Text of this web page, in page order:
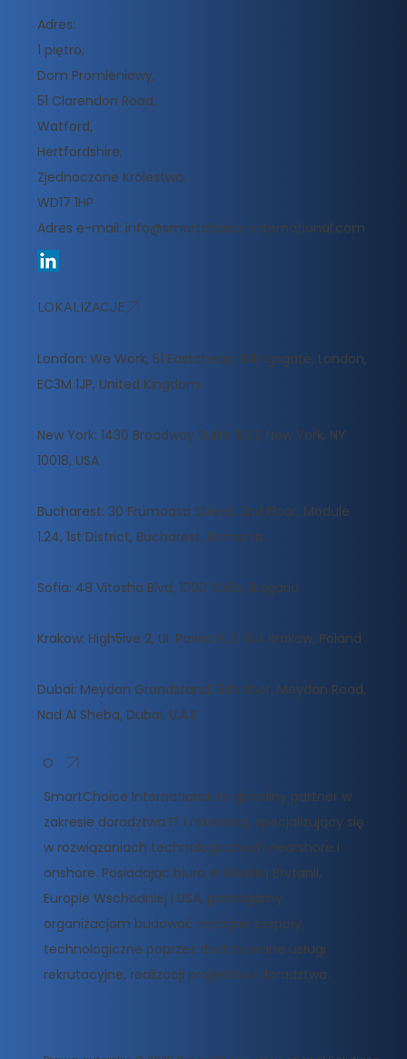
Adres:
1 piętro,
Dom Promieniowy,
51 Clarendon Road,
Watford,
Hertfordshire,
Zjednoczone Królestwo,
WD17 1HP
Adres e-mail: info@smartchoice-international.com
LOKALIZACJE
London: We Work, 51 Eastcheap, Billingsgate, London,
EC3M 1JP, United Kingdom
New York: 1430 Broadway Suite 1503, New York, NY
10018, USA
Bucharest: 30 Frumoasa Street, 2nd Floor, Module
1.24, 1st District, Bucharest, Romania
Sofia: 48 Vitosha Blvd, 1000 Sofia, Bulgaria
Krakow: High5ive 2, Ul. Pawia 9, 31 154 Krakow, Poland
Dubai: Meydan Grandstand, 6th floor, Meydan Road,
Nad Al Sheba, Dubai, U.A.E
O
SmartChoice International to globalny partner w
zakresie doradztwa IT i rekrutacji, specjalizujący się
w rozwiązaniach technologicznych nearshore i
onshore. Posiadając biura w Wielkiej Brytanii,
Europie Wschodniej i USA, pomagamy
organizacjom budować wydajne zespoły
technologiczne poprzez dostosowane usługi
rekrutacyjne, realizacji projektów i doradztwa.